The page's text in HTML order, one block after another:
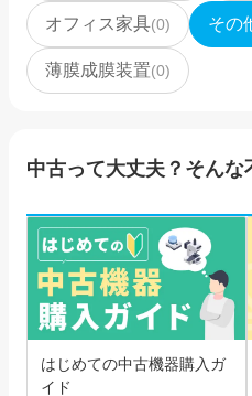
オフィス家具(0) その
薄膜成膜装置(0)
中古って大丈夫？そんな
はじめての中古機器購入ガ
イド